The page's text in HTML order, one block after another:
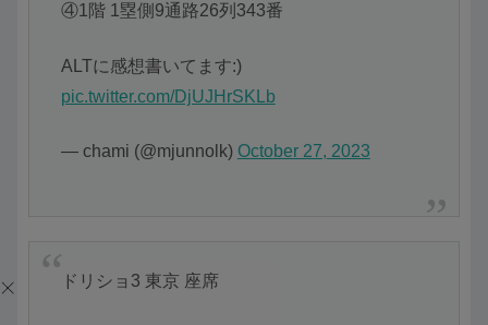
④1階 1塁側9通路26列343番
ALTに感想書いてます:)
pic.twitter.com/DjUJHrSKLb
— chami (@mjunnolk) October 27, 2023
ドリショ3 東京 座席